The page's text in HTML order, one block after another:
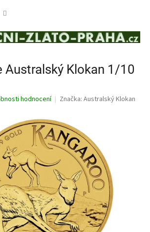
Australský Klokan 1/10
hodnocení Značka: Australský Klokan